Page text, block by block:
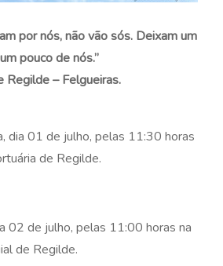
por nós, não vão sós. Deixam um
pouco de nós.”
Regilde – Felgueiras.
dia 01 de julho, pelas 11:30 horas
de Regilde.
02 de julho, pelas 11:00 horas na
de Regilde.